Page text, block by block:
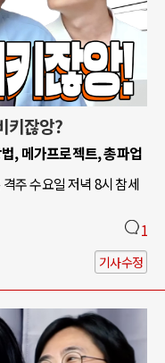
키잖앙?
, 메가프로젝트, 총파업
주 수요일 저녁 8시 참세
1
기사수정